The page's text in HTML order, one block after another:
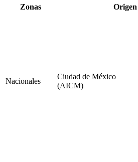
Zonas Origen
Nacionales
Ciudad de México
(AICM)